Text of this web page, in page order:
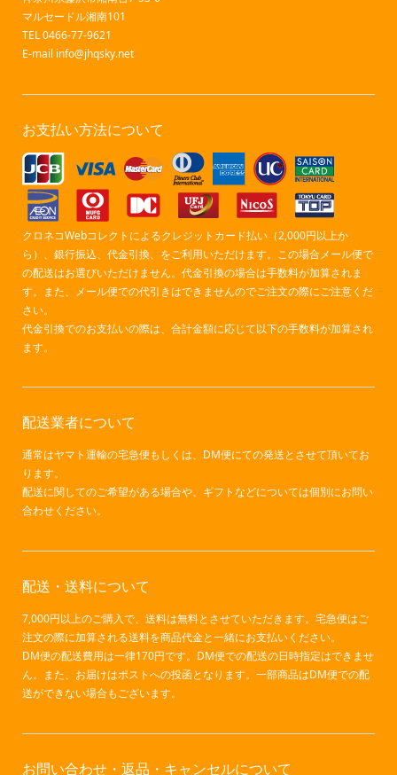
マルセードル湘南101
TEL 0466-77-9621
E-mail info@jhqsky.net
お支払い方法について
クロネコWebコレクトによるクレジットカード払い（2,000円以上か
ら）、銀行振込、代金引換、をご利用いただけます。この場合メール便で
の配送はお選びいただけません。代金引換の場合は手数料が加算されま
す。また、メール便での代引きはできませんのでご注文の際にご注意くだ
さい。
代金引換でのお支払いの際は、合計金額に応じて以下の手数料が加算され
ます。
配送業者について
通常はヤマト運輸の宅急便もしくは、DM便にての発送とさせて頂いてお
ります。
配送に関してのご希望がある場合や、ギフトなどについては個別にお問い
合わせください。
配送・送料について
7,000円以上のご購入で、送料は無料とさせていただきます。宅急便はご
注文の際に加算される送料を商品代金と一緒にお支払いください。
DM便の配送費用は一律170円です。DM便での配送の日時指定はできませ
ん。また、お届けはポストへの投函となります。一部商品はDM便での配
送ができない場合もございます。
お問い合わせ・返品・キャンセルについて